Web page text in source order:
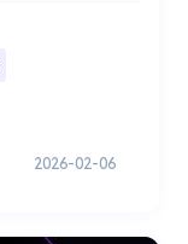
2026-02-06